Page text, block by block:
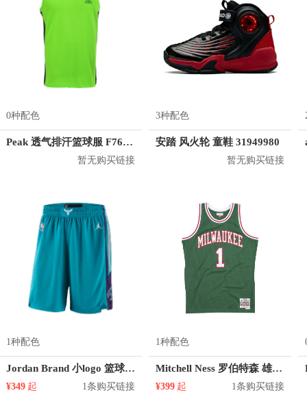
0种配色
Peak 透气排汗篮球服 F762101
暂无购买链接
3种配色
安踏 风火轮 童鞋 31949980
暂无购买链接
1种配色
Jordan Brand 小logo 篮球训练运动短裤 AJ5590
¥349 起 1条购买链接
1种配色
Mitchell Ness 罗伯特森 雄鹿队 1号球衣
¥399 起 1条购买链接